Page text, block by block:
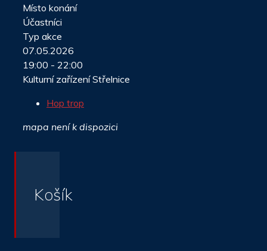
Místo konání
Účastníci
Typ akce
07.05.2026
19:00 - 22:00
Kulturní zařízení Střelnice
Hop trop
mapa není k dispozici
Košík